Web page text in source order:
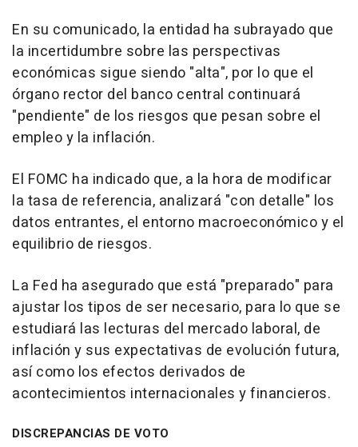
En su comunicado, la entidad ha subrayado que
la incertidumbre sobre las perspectivas
económicas sigue siendo "alta", por lo que el
órgano rector del banco central continuará
"pendiente" de los riesgos que pesan sobre el
empleo y la inflación.
El FOMC ha indicado que, a la hora de modificar
la tasa de referencia, analizará "con detalle" los
datos entrantes, el entorno macroeconómico y el
equilibrio de riesgos.
La Fed ha asegurado que está "preparado" para
ajustar los tipos de ser necesario, para lo que se
estudiará las lecturas del mercado laboral, de
inflación y sus expectativas de evolución futura,
así como los efectos derivados de
acontecimientos internacionales y financieros.
DISCREPANCIAS DE VOTO